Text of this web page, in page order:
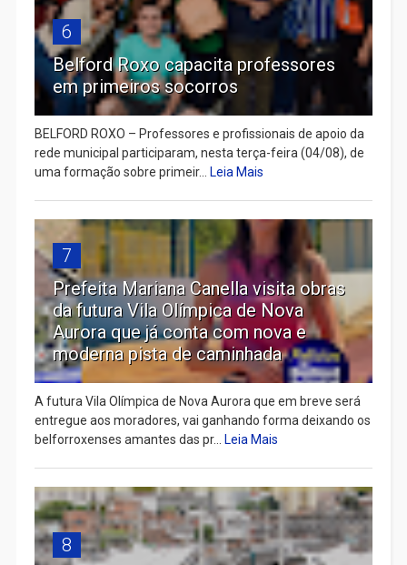
6
Belford Roxo capacita professores
em primeiros socorros
BELFORD ROXO – Professores e profissionais de apoio da
rede municipal participaram, nesta terça-feira (04/08), de
uma formação sobre primeir...
Leia Mais
7
Prefeita Mariana Canella visita obras
da futura Vila Olímpica de Nova
Aurora que já conta com nova e
moderna pista de caminhada
A futura Vila Olímpica de Nova Aurora que em breve será
entregue aos moradores, vai ganhando forma deixando os
belforroxenses amantes das pr...
Leia Mais
8